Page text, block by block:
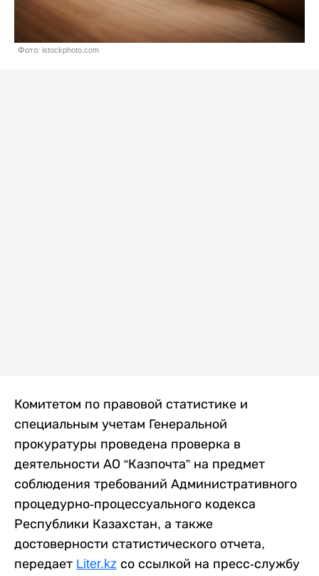
Фото: istockphoto.com
Комитетом по правовой статистике и
специальным учетам Генеральной
прокуратуры проведена проверка в
деятельности АО “Казпочта” на предмет
соблюдения требований Административного
процедурно-процессуального кодекса
Республики Казахстан, а также
достоверности статистического отчета,
передает Liter.kz со ссылкой на пресс-службу